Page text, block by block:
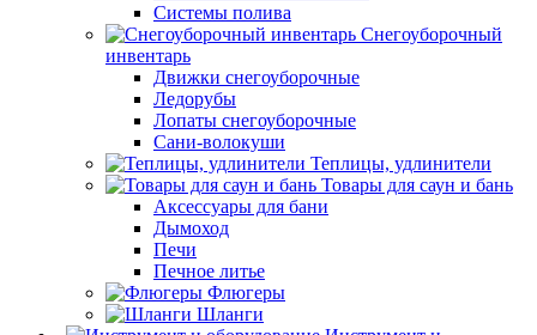
Системы полива
Снегоуборочный
инвентарь
Движки снегоуборочные
Ледорубы
Лопаты снегоуборочные
Сани-волокуши
Теплицы, удлинители
Товары для саун и бань
Аксессуары для бани
Дымоход
Печи
Печное литье
Флюгеры
Шланги